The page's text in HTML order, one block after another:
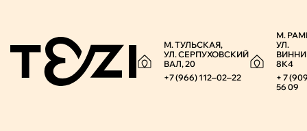
М. ТУЛЬСКАЯ,
УЛ. СЕРПУХОВСКИЙ
ВАЛ, 20
+7 (966) 112‒02‒22
М.
УЛ.
8К4
+ 7
56 09